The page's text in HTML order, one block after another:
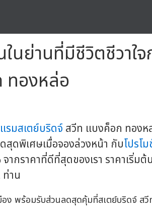
ย่านที่มีชีวิตชีวาใ
ทองหล่อ
รมสเตย์บริดจ์ สวีท แบงค็อก ทองห
ดพิเศษเมื่อจองล่วงหน้า กับโปรโ
ราคาที่ดีที่สุดของเรา ราคาเริ่มต้
าน